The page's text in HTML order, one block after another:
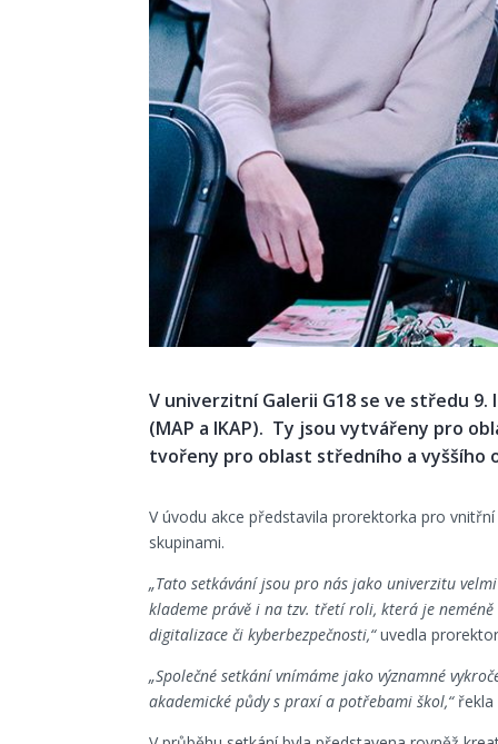
V univerzitní Galerii G18 se ve středu
(MAP a IKAP). Ty jsou vytvářeny pro
tvořeny pro oblast středního a vyššího
V úvodu akce představila prorektorka pro
skupinami.
„Tato setkávání jsou pro nás jako univerzitu
klademe právě i na tzv. třetí roli, která je
digitalizace či kyberbezpečnosti,“uvedla
„Společné setkání vnímáme jako významné
akademické půdy s praxí a potřebami škol,“řekla